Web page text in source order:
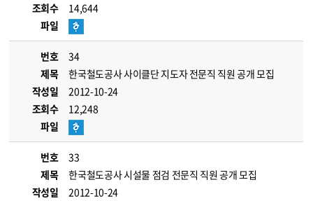
조회수
14,644
파일
번호
34
제목
한국철도공사 사이클단 지도자 전문직 직원 공개 모집
작성일
2012-10-24
조회수
12,248
파일
번호
33
제목
한국철도공사 시설물 점검 전문직 직원 공개 모집
작성일
2012-10-24